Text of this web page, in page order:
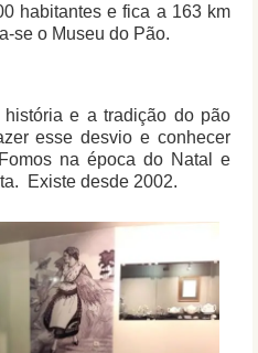
habitantes e fica a 163 km
se o Museu do Pão.
e a tradição do pão
esse desvio e conhecer
na época do Natal e
Existe desde 2002.